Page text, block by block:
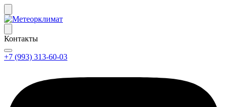
Контакты
+7 (993) 313-60-03